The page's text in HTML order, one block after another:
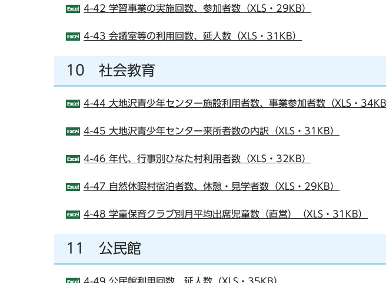
4-42 学習事業の実施回数、参加者数（XLS・29KB）
4-43 会議室等の利用回数、延人数（XLS・31KB）
10 社会教育
4-44 大地沢青少年センター施設利用者数、事業参加者数（XLS・34KB
4-45 大地沢青少年センター来所者数の内訳（XLS・31KB）
4-46 年代、行事別ひなた村利用者数（XLS・32KB）
4-47 自然休暇村宿泊者数、休憩・見学者数（XLS・29KB）
4-48 学童保育クラブ別月平均出席児童数（直営）（XLS・31KB）
11 公民館
4-49 公民館利用回数、延人数（XLS・35KB）